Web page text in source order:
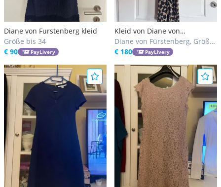
Diane von Furstenberg kleid
Größe bis 34
€ 90
PayLivery
Kleid von Diane von
Fürstenbeg
Diane von Fürstenberg, Größe
44 / L
€ 180 PayLivery